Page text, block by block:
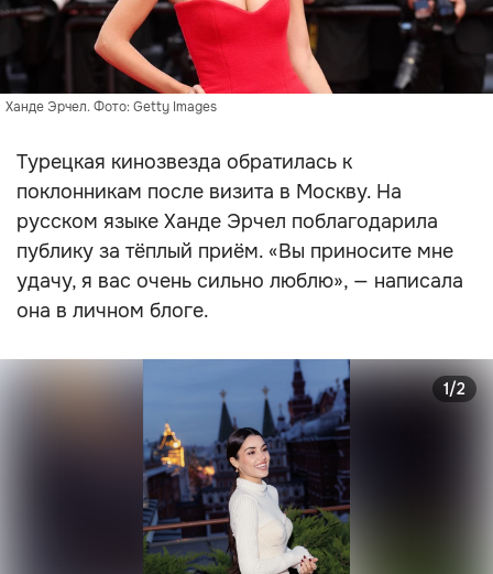
Ханде Эрчел. Фото: Getty Images
Турецкая кинозвезда обратилась к
поклонникам после визита в Москву. На
русском языке Ханде Эрчел поблагодарила
публику за тёплый приём. «Вы приносите мне
удачу, я вас очень сильно люблю», — написала
она в личном блоге.
1/2